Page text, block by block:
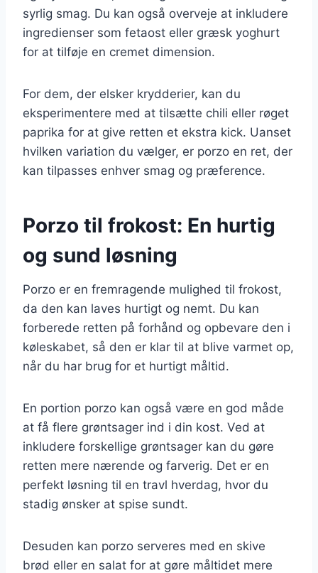
syrlig smag. Du kan også overveje at inkludere
ingredienser som fetaost eller græsk yoghurt
for at tilføje en cremet dimension.
For dem, der elsker krydderier, kan du
eksperimentere med at tilsætte chili eller røget
paprika for at give retten et ekstra kick. Uanset
hvilken variation du vælger, er porzo en ret, der
kan tilpasses enhver smag og præference.
Porzo til frokost: En hurtig
og sund løsning
Porzo er en fremragende mulighed til frokost,
da den kan laves hurtigt og nemt. Du kan
forberede retten på forhånd og opbevare den i
køleskabet, så den er klar til at blive varmet op,
når du har brug for et hurtigt måltid.
En portion porzo kan også være en god måde
at få flere grøntsager ind i din kost. Ved at
inkludere forskellige grøntsager kan du gøre
retten mere nærende og farverig. Det er en
perfekt løsning til en travl hverdag, hvor du
stadig ønsker at spise sundt.
Desuden kan porzo serveres med en skive
brød eller en salat for at gøre måltidet mere